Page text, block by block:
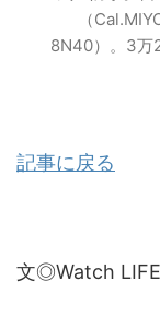
（
8N40）。3万
記事に戻る
文◎Watch